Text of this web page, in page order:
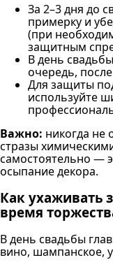
За 2–3 дня до
примерку и
(при
защитным
В день
очередь,
Для защиты
используйте
Важно: никогда не
стразы
самостоятельно —
осыпание декора.
Как ухаживать
время
В день свадьбы
вино, шампанское,